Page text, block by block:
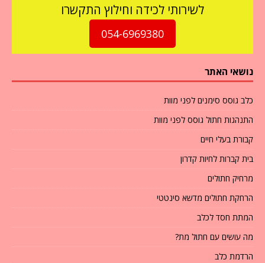
לשירותי לכידה וחילוץ התקשרו
054-6969380
נושאי האתר
כלב גוסס סימנים לפני מוות
התנהגות חתול גוסס לפני מוות
קבורת בעלי חיים
בית קברות לחיות קדרון
מרחיק חתולים
הרחקת חתולים מדשא סינטטי
המתת חסד לכלב
מה עושים עם חתול מת?
הרדמת כלב